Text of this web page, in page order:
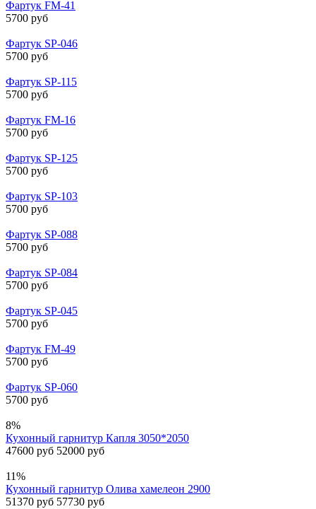
Фартук FM-41
5700 руб
Фартук SP-046
5700 руб
Фартук SP-115
5700 руб
Фартук FM-16
5700 руб
Фартук SP-125
5700 руб
Фартук SP-103
5700 руб
Фартук SP-088
5700 руб
Фартук SP-084
5700 руб
Фартук SP-045
5700 руб
Фартук FM-49
5700 руб
Фартук SP-060
5700 руб
8%
Кухонный гарнитур Капля 3050*2050
47600 руб 52000 руб
11%
Кухонный гарнитур Олива хамелеон 2900
51370 руб 57730 руб